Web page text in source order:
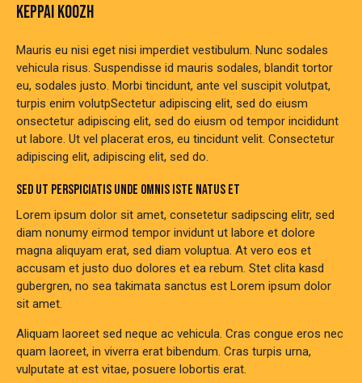
KEPPAI KOOZH
Mauris eu nisi eget nisi imperdiet vestibulum. Nunc sodales
vehicula risus. Suspendisse id mauris sodales, blandit tortor
eu, sodales justo. Morbi tincidunt, ante vel suscipit volutpat,
turpis enim volutpSectetur adipiscing elit, sed do eiusm
onsectetur adipiscing elit, sed do eiusm od tempor incididunt
ut labore. Ut vel placerat eros, eu tincidunt velit. Consectetur
adipiscing elit, adipiscing elit, sed do.
SED UT PERSPICIATIS UNDE OMNIS ISTE NATUS ET
Lorem ipsum dolor sit amet, consetetur sadipscing elitr, sed
diam nonumy eirmod tempor invidunt ut labore et dolore
magna aliquyam erat, sed diam voluptua. At vero eos et
accusam et justo duo dolores et ea rebum. Stet clita kasd
gubergren, no sea takimata sanctus est Lorem ipsum dolor
sit amet.
Aliquam laoreet sed neque ac vehicula. Cras congue eros nec
quam laoreet, in viverra erat bibendum. Cras turpis urna,
vulputate at est vitae, posuere lobortis erat.